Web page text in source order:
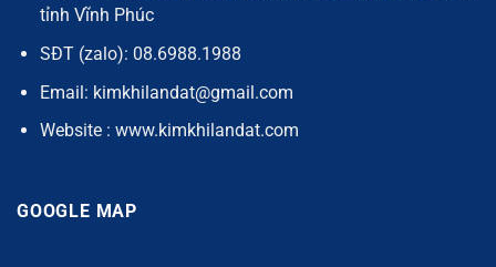
tỉnh Vĩnh Phúc
SĐT (zalo): 08.6988.1988
Email: kimkhilandat@gmail.com
Website : www.kimkhilandat.com
GOOGLE MAP